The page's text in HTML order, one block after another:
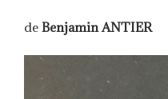
de Benjamin ANTIER